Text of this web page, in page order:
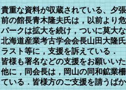
貴重な資料が収蔵されている、夕
前の館長青木隆夫氏は，以前より
パークは拡大を続け，ついに莫大
北海道産業考古学会会長山田大隆
ラスト等に，支援を訴えている．
皆様も署名などの支援をお願いい
他に，同会長は，岡山の同和鉱業
ている．皆様方のご支援を請うば